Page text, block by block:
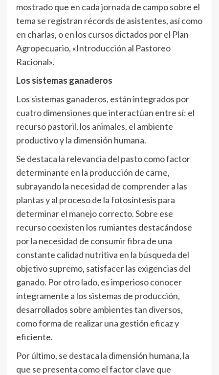
mostrado que en cada jornada de campo sobre el
tema se registran récords de asistentes, así como
en charlas, o en los cursos dictados por el Plan
Agropecuario, «Introducción al Pastoreo
Racional».
Los sistemas ganaderos
Los sistemas ganaderos, están integrados por
cuatro dimensiones que interactúan entre sí: el
recurso pastoril, los animales, el ambiente
productivo y la dimensión humana.
Se destaca la relevancia del pasto como factor
determinante en la producción de carne,
subrayando la necesidad de comprender a las
plantas y al proceso de la fotosíntesis para
determinar el manejo correcto. Sobre ese
recurso coexisten los rumiantes destacándose
por la necesidad de consumir fibra de una
constante calidad nutritiva en la búsqueda del
objetivo supremo, satisfacer las exigencias del
ganado. Por otro lado, es imperioso conocer
íntegramente a los sistemas de producción,
desarrollados sobre ambientes tan diversos,
como forma de realizar una gestión eficaz y
eficiente.
Por último, se destaca la dimensión humana, la
que se presenta como el factor clave que